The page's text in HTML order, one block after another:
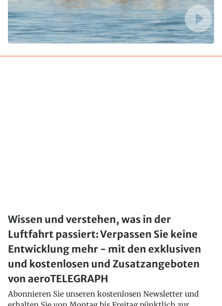
Wissen und verstehen, was in der
Luftfahrt passiert: Verpassen Sie keine
Entwicklung mehr - mit den exklusiven
und kostenlosen und Zusatzangeboten
von aeroTELEGRAPH
Abonnieren Sie unseren kostenlosen Newsletter und